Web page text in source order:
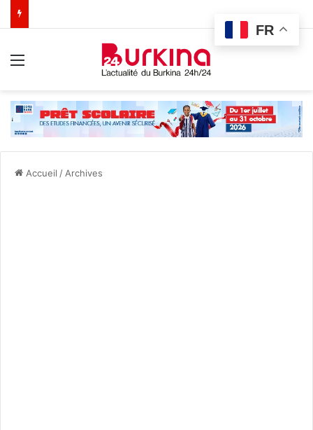
Accueil / Archives
FR